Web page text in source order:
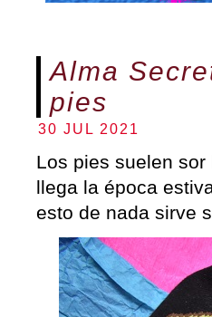
Alma
pies
30 JUL 2021
Los pies suelen
llega la época
esto de nada sirve